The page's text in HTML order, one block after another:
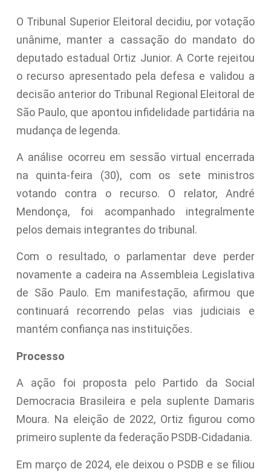
O Tribunal Superior Eleitoral decidiu, por votação
unânime, manter a cassação do mandato do
deputado estadual Ortiz Junior. A Corte rejeitou
o recurso apresentado pela defesa e validou a
decisão anterior do Tribunal Regional Eleitoral de
São Paulo, que apontou infidelidade partidária na
mudança de legenda.
A análise ocorreu em sessão virtual encerrada
na quinta-feira (30), com os sete ministros
votando contra o recurso. O relator, André
Mendonça, foi acompanhado integralmente
pelos demais integrantes do tribunal.
Com o resultado, o parlamentar deve perder
novamente a cadeira na Assembleia Legislativa
de São Paulo. Em manifestação, afirmou que
continuará recorrendo pelas vias judiciais e
mantém confiança nas instituições.
Processo
A ação foi proposta pelo Partido da Social
Democracia Brasileira e pela suplente Damaris
Moura. Na eleição de 2022, Ortiz figurou como
primeiro suplente da federação PSDB-Cidadania.
Em março de 2024, ele deixou o PSDB e se filiou